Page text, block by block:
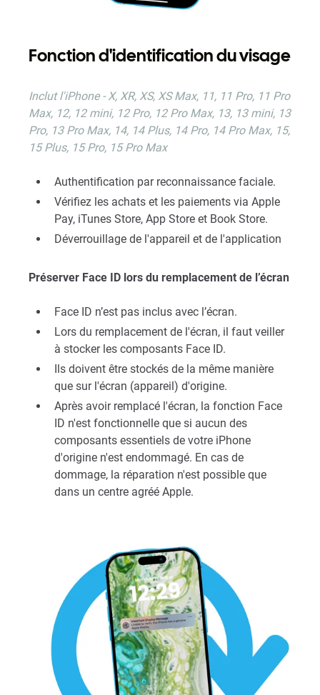
Fonction d'identification du visage
Inclut l'iPhone - X, XR, XS, XS Max, 11, 11 Pro, 11 Pro
Max, 12, 12 mini, 12 Pro, 12 Pro Max, 13, 13 mini, 13
Pro, 13 Pro Max, 14, 14 Plus, 14 Pro, 14 Pro Max, 15,
15 Plus, 15 Pro, 15 Pro Max
Authentification par reconnaissance faciale.
Vérifiez les achats et les paiements via Apple
Pay, iTunes Store, App Store et Book Store.
Déverrouillage de l'appareil et de l'application
Préserver Face ID lors du remplacement de l’écran
Face ID n’est pas inclus avec l’écran.
Lors du remplacement de l'écran, il faut veiller
à stocker les composants Face ID.
Ils doivent être stockés de la même manière
que sur l'écran (appareil) d'origine.
Après avoir remplacé l'écran, la fonction Face
ID n'est fonctionnelle que si aucun des
composants essentiels de votre iPhone
d'origine n'est endommagé. En cas de
dommage, la réparation n'est possible que
dans un centre agréé Apple.